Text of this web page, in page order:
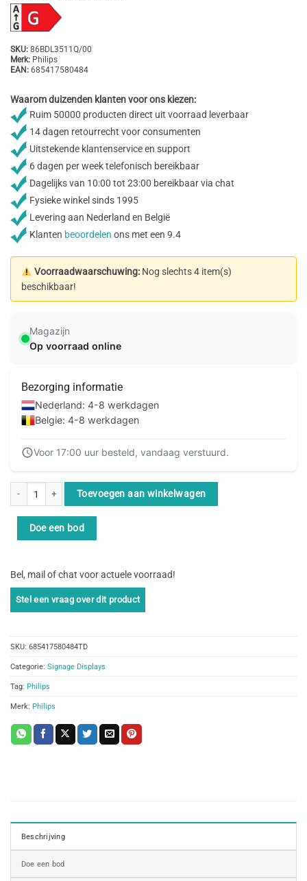
SKU: 86BDL3511Q/00
Merk: Philips
EAN: 685417580484
Waarom duizenden klanten voor ons kiezen:
Ruim 50000 producten direct uit voorraad leverbaar
14 dagen retourrecht voor consumenten
Uitstekende klantenservice en support
6 dagen per week telefonisch bereikbaar
Dagelijks van 10:00 tot 23:00 bereikbaar via chat
Fysieke winkel sinds 1995
Levering aan Nederland en België
Klanten beoordelen ons met een 9.4
Voorraadwaarschuwing: Nog slechts 4 item(s)
beschikbaar!
Magazijn
Op voorraad online
Bezorging informatie
Nederland: 4-8 werkdagen
Belgie: 4-8 werkdagen
Voor 17:00 uur besteld, vandaag verstuurd.
Philips 86BDL3511Q/00 Public Display Digitale signage flatscreen 2,18 m
Toevoegen aan winkelwagen
Doe een bod
Bel, mail of chat voor actuele voorraad!
SKU: 685417580484TD
Categorie: Signage Displays
Tag: Philips
Merk: Philips
Beschrijving
Doe een bod